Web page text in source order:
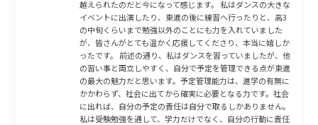
越えられたのだと今になって感じます。 私はダンスの大きな
イベントに出演したり、東進の後に練習へ行ったりと、高3
の中旬くらいまで勉強以外のことにも力を入れていました
が、皆さんがとても温かく応援してくださり、本当に嬉しか
ったです。 前述の通り、私はダンスを習っていましたが、他
の習い事と両立しやすく、自分で予定を管理できる点が東進
の最大の魅力だと思います。予定管理能力は、進学の有無に
かかわらず、社会に出てから確実に必要となる力です。社会
に出れば、自分の予定の責任は自分で取るしかありません。
私は受験勉強を通して、学力だけでなく、自分の行動に責任